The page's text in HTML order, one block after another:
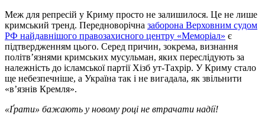
Меж для репресій у Криму просто не залишилося. Це не лише
кримський тренд. Передноворічна заборона Верховним судом
РФ найдавнішого правозахисного центру «Меморіал» є
підтвердженням цього. Серед причин, зокрема, визнання
політв’язнями кримських мусульман, яких переслідують за
належність до ісламської партії Хізб ут-Тахрір. У Криму стало
ще небезпечніше, а Україна так і не вигадала, як звільнити
«в’язнів Кремля».
«Ґрати» бажають у новому році не втрачати надії!